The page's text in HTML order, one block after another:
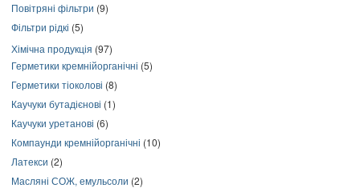
Повітряні фільтри (9)
Фільтри рідкі (5)
Хімічна продукція (97)
Герметики кремнійорганічні (5)
Герметики тіоколові (8)
Каучуки бутадієнові (1)
Каучуки уретанові (6)
Компаунди кремнійорганічні (10)
Латекси (2)
Масляні СОЖ, емульсоли (2)